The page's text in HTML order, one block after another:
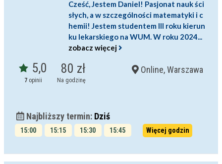
Cześć, Jestem Daniel! Pasjonat nauk ści
słych, a w szczególności matematyki i c
hemii! Jestem studentem III roku kierun
ku lekarskiego na WUM. W roku 2024...
zobacz więcej
5,0
7opinii
80 zł
Na godzinę
Online, Warszawa
Najbliższy termin: Dziś
15:00 15:15 15:30
15:45
Więcej godzin